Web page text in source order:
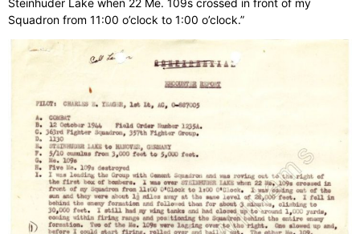
Steinhuder Lake when 22 Me. 109s crossed in front of my
Squadron from 11:00 o’clock to 1:00 o’clock.”